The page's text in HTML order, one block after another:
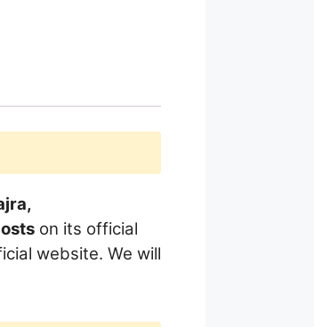
on its official
website. We will